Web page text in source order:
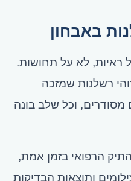
באבחון
ראיות, לא על תחושות.
רשלנות שמזכה
וכל שלב בונה
הרפואי בזמן אמת,
ותוצאות הבדיקות